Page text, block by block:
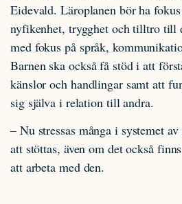
Eidevald. Läroplanen bör ha
nyfikenhet, trygghet och tilltro till
med fokus på språk,
Barnen ska också få stöd i att
känslor och handlingar samt att
sig själva i relation till andra.
– Nu stressas många i systemet
att stöttas, även om det också
att arbeta med den.